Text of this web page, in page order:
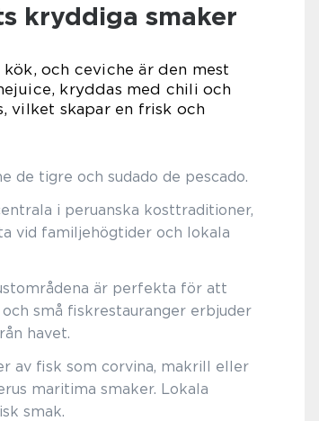
kryddiga smaker
och ceviche är den mest
kryddas med chili och
vilket skapar en frisk och
de tigre och sudado de pescado.
i peruanska kosttraditioner,
vid familjehögtider och lokala
är perfekta för att
små fiskrestauranger erbjuder
havet.
av fisk som corvina, makrill eller
maritima smaker. Lokala
smak.